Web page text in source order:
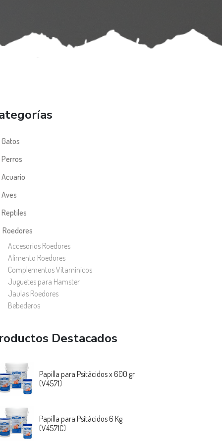
Gatos
Perros
Acuario
Aves
Reptiles
Roedores
Accesorios Roedores
Alimento Roedores
Complementos Vitaminicos
Juguetes para Hamster
Jaulas Roedores
Bebederos
Destacados
Papilla para Psitácidos x 600 gr
(V4571)
Papilla para Psitácidos 6 Kg
(V4571C)